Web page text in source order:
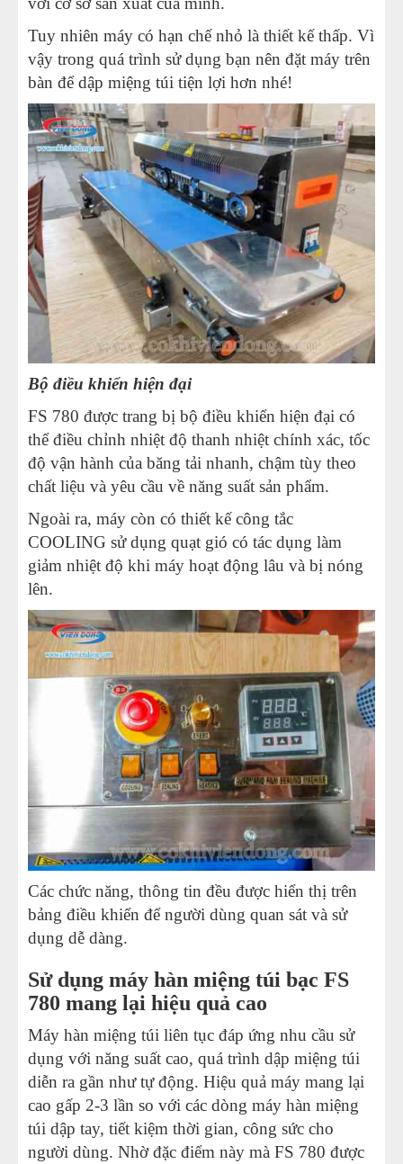
Tuy nhiên máy có hạn chế nhỏ là thiết kế thấp. Vì
vậy trong quá trình sử dụng bạn nên đặt máy trên
bàn để dập miệng túi tiện lợi hơn nhé!
Bộ điều khiển hiện đại
FS 780 được trang bị bộ điều khiển hiện đại có
thể điều chỉnh nhiệt độ thanh nhiệt chính xác, tốc
độ vận hành của băng tải nhanh, chậm tùy theo
chất liệu và yêu cầu về năng suất sản phẩm.
Ngoài ra, máy còn có thiết kế công tắc
COOLING sử dụng quạt gió có tác dụng làm
giảm nhiệt độ khi máy hoạt động lâu và bị nóng
lên.
Các chức năng, thông tin đều được hiển thị trên
bảng điều khiển để người dùng quan sát và sử
dụng dễ dàng.
Sử dụng máy hàn miệng túi bạc FS
780 mang lại hiệu quả cao
Máy hàn miệng túi liên tục đáp ứng nhu cầu sử
dụng với năng suất cao, quá trình dập miệng túi
diễn ra gần như tự động. Hiệu quả máy mang lại
cao gấp 2-3 lần so với các dòng máy hàn miệng
túi dập tay, tiết kiệm thời gian, công sức cho
người dùng. Nhờ đặc điểm này mà FS 780 được